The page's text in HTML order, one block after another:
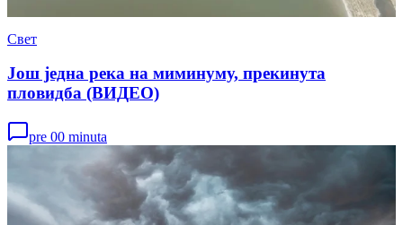
Свет
Још једна река на миминуму, прекинута
пловидба (ВИДЕО)
pre 00 minuta